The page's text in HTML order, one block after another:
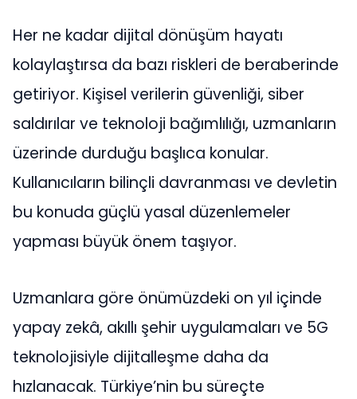
Her ne kadar dijital dönüşüm hayatı
kolaylaştırsa da bazı riskleri de beraberinde
getiriyor. Kişisel verilerin güvenliği, siber
saldırılar ve teknoloji bağımlılığı, uzmanların
üzerinde durduğu başlıca konular.
Kullanıcıların bilinçli davranması ve devletin
bu konuda güçlü yasal düzenlemeler
yapması büyük önem taşıyor.
Uzmanlara göre önümüzdeki on yıl içinde
yapay zekâ, akıllı şehir uygulamaları ve 5G
teknolojisiyle dijitalleşme daha da
hızlanacak. Türkiye’nin bu süreçte